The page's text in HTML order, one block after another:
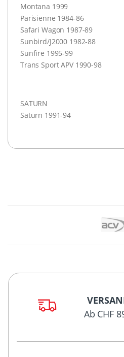
Montana 1999
Parisienne 1984-86
Safari Wagon 1987-89
Sunbird/J2000 1982-88
Sunfire 1995-99
Trans SportAPV1990-98
SATURN
Saturn 1991-94
Ab CHF